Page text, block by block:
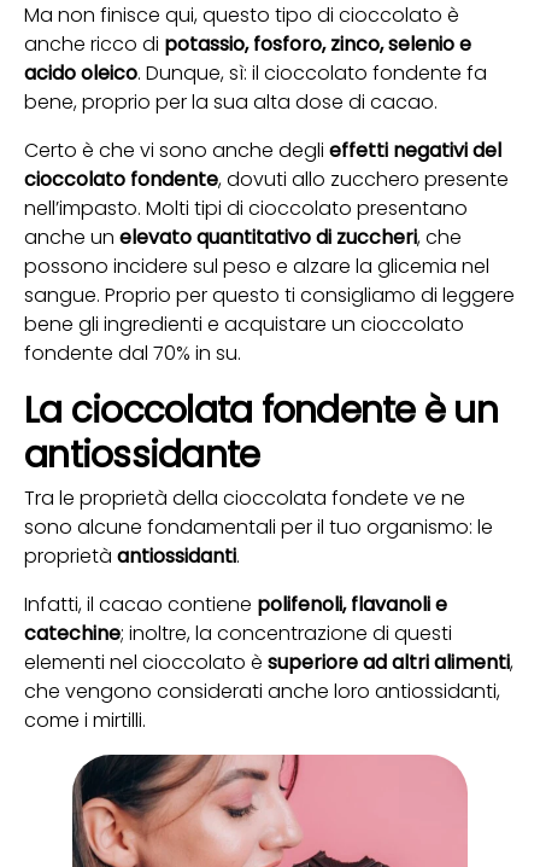
Ma non finisce qui, questo tipo di cioccolato è
anche ricco di potassio, fosforo, zinco, selenio e
acido oleico. Dunque, sì: il cioccolato fondente fa
bene, proprio per la sua alta dose di cacao.
Certo è che vi sono anche degli effetti negativi del
cioccolato fondente, dovuti allo zucchero presente
nell’impasto. Molti tipi di cioccolato presentano
anche un elevato quantitativo di zuccheri, che
possono incidere sul peso e alzare la glicemia nel
sangue. Proprio per questo ti consigliamo di leggere
bene gli ingredienti e acquistare un cioccolato
fondente dal 70% in su.
La cioccolata fondente è un
antiossidante
Tra le proprietà della cioccolata fondete ve ne
sono alcune fondamentali per il tuo organismo: le
proprietà antiossidanti.
Infatti, il cacao contiene polifenoli, flavanoli e
catechine; inoltre, la concentrazione di questi
elementi nel cioccolato è superiore ad altri alimenti,
che vengono considerati anche loro antiossidanti,
come i mirtilli.